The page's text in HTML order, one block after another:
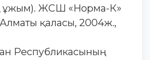
ұжым). ЖСШ «Норма-К»
қаласы, 2004ж.,
Республикасының